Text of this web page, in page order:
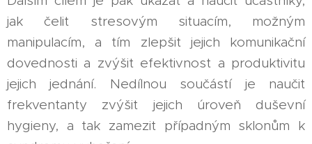
jak čelit stresovým situacím, možným
manipulacím, a tím zlepšit jejich komunikační
dovednosti a zvýšit efektivnost a produktivitu
jejich jednání. Nedílnou součástí je naučit
frekventanty zvýšit jejich úroveň duševní
hygieny, a tak zamezit případným sklonům k